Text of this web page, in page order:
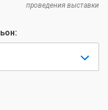
проведения выставки